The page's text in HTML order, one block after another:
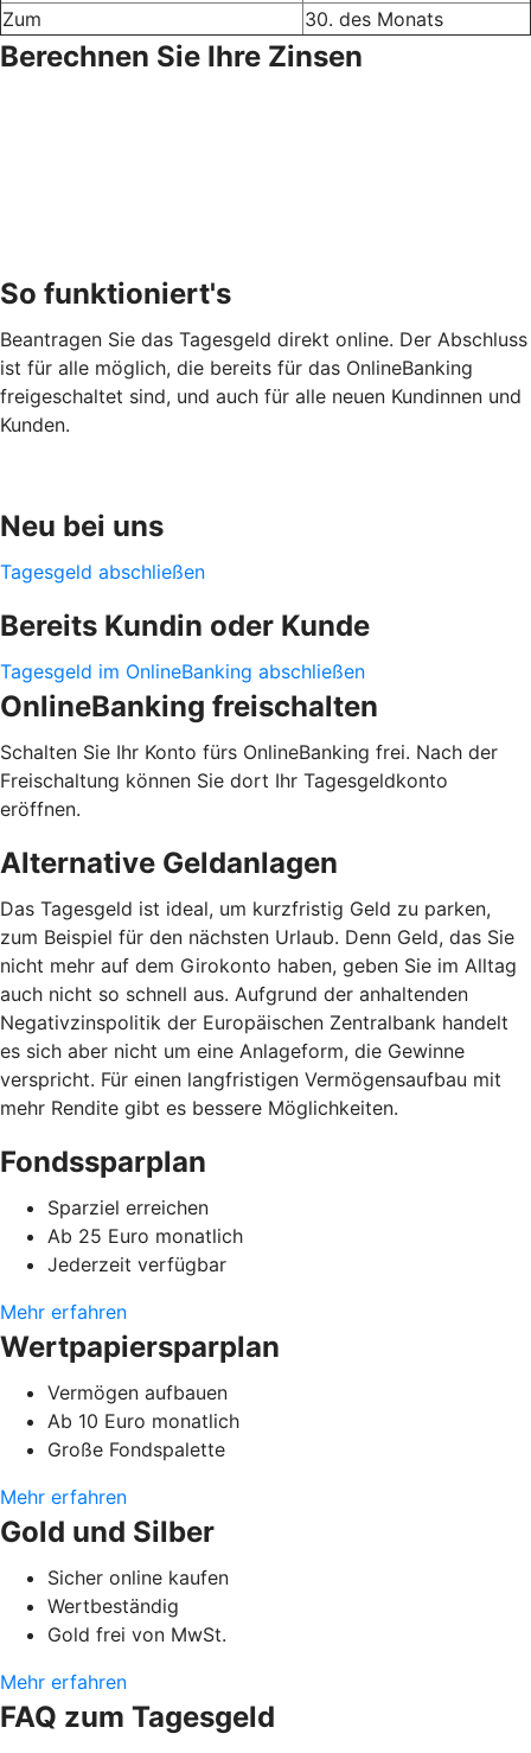
Zum
30. des Monats
Berechnen Sie Ihre Zinsen
So funktioniert's
Beantragen Sie das Tagesgeld direkt online. Der Abschluss
ist für alle möglich, die bereits für das OnlineBanking
freigeschaltet sind, und auch für alle neuen Kundinnen und
Kunden.
Neu bei uns
Tagesgeld abschließen
Bereits Kundin oder Kunde
Tagesgeld im OnlineBanking abschließen
OnlineBanking freischalten
Schalten Sie Ihr Konto fürs OnlineBanking frei. Nach der
Freischaltung können Sie dort Ihr Tagesgeldkonto
eröffnen.
Alternative Geldanlagen
Das Tagesgeld ist ideal, um kurzfristig Geld zu parken,
zum Beispiel für den nächsten Urlaub. Denn Geld, das Sie
nicht mehr auf dem Girokonto haben, geben Sie im Alltag
auch nicht so schnell aus. Aufgrund der anhaltenden
Negativzinspolitik der Europäischen Zentralbank handelt
es sich aber nicht um eine Anlageform, die Gewinne
verspricht. Für einen langfristigen Vermögensaufbau mit
mehr Rendite gibt es bessere Möglichkeiten.
Fondssparplan
Sparziel erreichen
Ab 25 Euro monatlich
Jederzeit verfügbar
Mehr erfahren
Wertpapiersparplan
Vermögen aufbauen
Ab 10 Euro monatlich
Große Fondspalette
Mehr erfahren
Gold und Silber
Sicher online kaufen
Wertbeständig
Gold frei von MwSt.
Mehr erfahren
FAQ zum Tagesgeld